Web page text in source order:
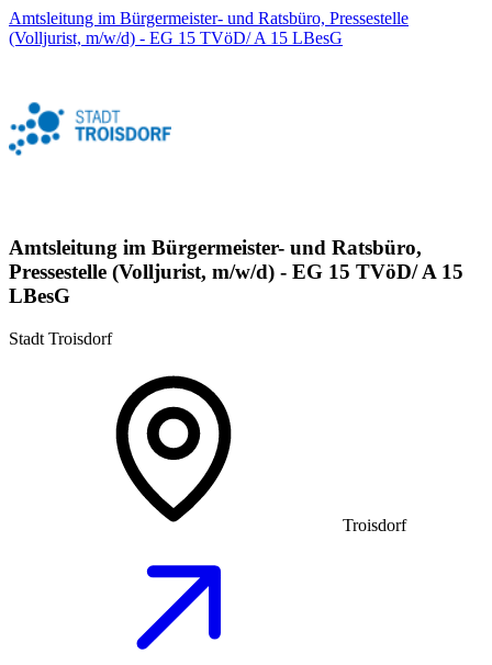
Amtsleitung im Bürgermeister- und Ratsbüro, Pressestelle
(Volljurist, m/w/d) - EG 15 TVöD/ A 15 LBesG
Amtsleitung im Bürgermeister- und Ratsbüro,
Pressestelle (Volljurist, m/w/d) - EG 15 TVöD/ A 15
LBesG
Stadt Troisdorf
Troisdorf